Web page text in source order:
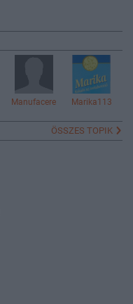
Manufacere Marika113
ÖSSZES TOPIK